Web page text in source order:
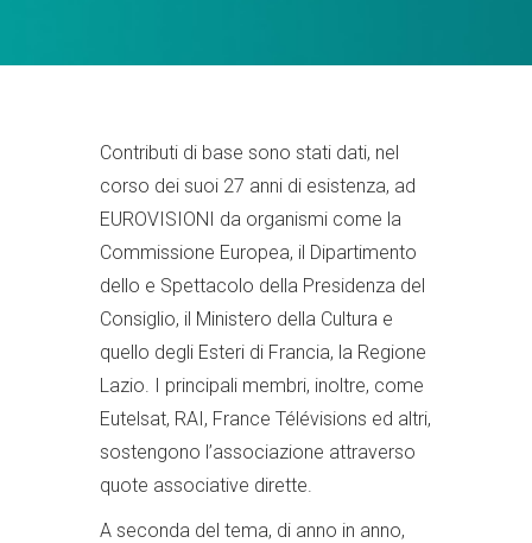
Contributi di base sono stati dati, nel
corso dei suoi 27 anni di esistenza, ad
EUROVISIONI da organismi come la
Commissione Europea, il Dipartimento
dello e Spettacolo della Presidenza del
Consiglio, il Ministero della Cultura e
quello degli Esteri di Francia, la Regione
Lazio. I principali membri, inoltre, come
Eutelsat, RAI, France Télévisions ed altri,
sostengono l’associazione attraverso
quote associative dirette.
A seconda del tema, di anno in anno,